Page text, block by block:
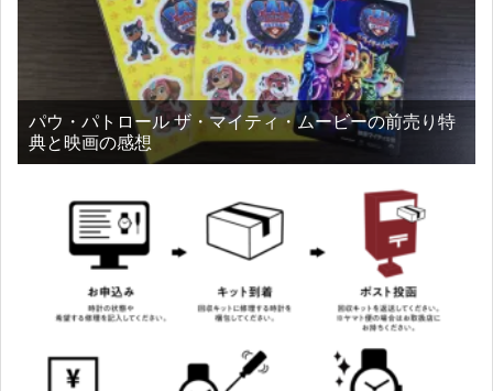
パウ・パトロール ザ・マイティ・ムービーの前売り特
典と映画の感想